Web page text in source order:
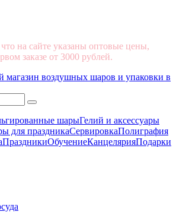
на сайте указаны оптовые цены,
заказе от 3000 рублей.
шарыГелий и аксессуары
для праздникаСервировкаПолиграфия
ПраздникиОбучениеКанцелярияПодарки